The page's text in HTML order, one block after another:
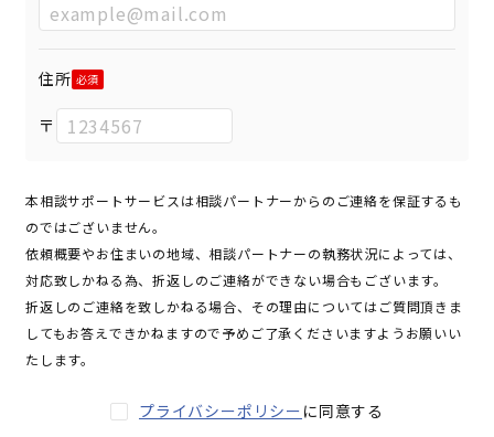
住所
〒
本相談サポートサービスは相談パートナーからのご連絡を保証するも
のではございません。
依頼概要やお住まいの地域、相談パートナーの執務状況によっては、
対応致しかねる為、折返しのご連絡ができない場合もございます。
折返しのご連絡を致しかねる場合、その理由についてはご質問頂きま
してもお答えできかねますので予めご了承くださいますようお願いい
たします。
プライバシーポリシー に同意する